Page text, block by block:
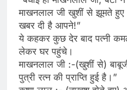
माखनलाल जी खुशीं से झूमते हुए
खबर दी है आपने!”
ये कहकर कुछ देर बाद पत्नी
लेकर घर पहुंचे।
माखनलाल जी :-(खुशीं से)
पुत्री रत्न की प्राप्ति हुई है।”